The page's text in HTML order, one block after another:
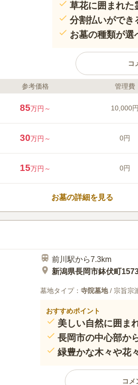
草花に囲まれた
分割払いができ
お墓の種類が選
コ
ライフドット編集部のコメ
されており訪れ
し込むことも可
つです。お墓の
ぶことができま
しているので足
口コミ評価
この霊園はまだ誰からも
参考価格 管理費
85万円～ 10,000円
30万円～ 0円
15万円～ 0円
お墓の詳細を見る
前川駅から7.3km
新潟県長岡市鉢伏町
墓地タイプ： 寺院墓地/ 宗旨宗
おすすめポイント
美しい自然に囲ま
長岡市の中心部か
緑豊かな木々や花
コメ